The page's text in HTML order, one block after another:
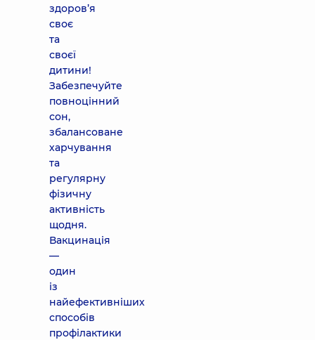
здоров’я
своє
та
своєї
дитини!
Забезпечуйте
повноцінний
сон,
збалансоване
харчування
та
регулярну
фізичну
активність
щодня.
Вакцинація
—
один
із
найефективніших
способів
профілактики